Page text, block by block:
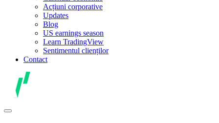
Acțiuni corporative
Updates
Blog
US earnings season
Learn TradingView
Sentimentul clienților
Contact